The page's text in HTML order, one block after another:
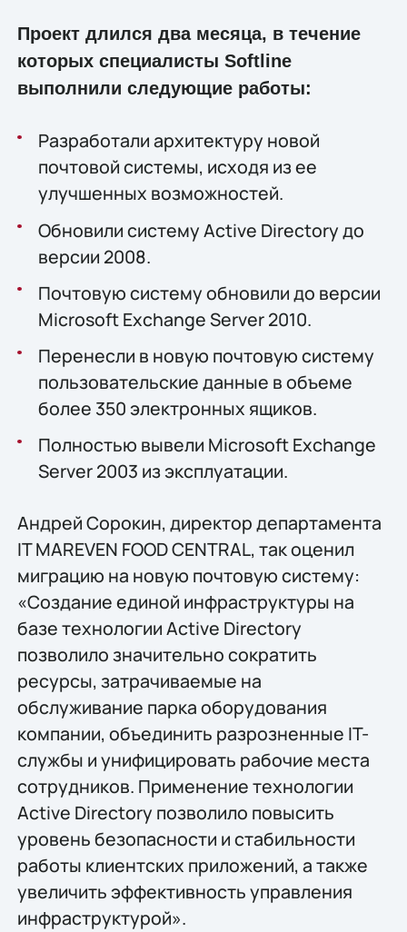
Проект длился два месяца, в течение
которых специалисты Softline
выполнили следующие работы:
Разработали архитектуру новой
почтовой системы, исходя из ее
улучшенных возможностей.
Обновили систему Active Directory до
версии 2008.
Почтовую систему обновили до версии
Microsoft Exchange Server 2010.
Перенесли в новую почтовую систему
пользовательские данные в объеме
более 350 электронных ящиков.
Полностью вывели Microsoft Exchange
Server 2003 из эксплуатации.
Андрей Сорокин, директор департамента
IT MAREVEN FOOD CENTRAL, так оценил
миграцию на новую почтовую систему:
«Создание единой инфраструктуры на
базе технологии Active Directory
позволило значительно сократить
ресурсы, затрачиваемые на
обслуживание парка оборудования
компании, объединить разрозненные IT-
службы и унифицировать рабочие места
сотрудников. Применение технологии
Active Directory позволило повысить
уровень безопасности и стабильности
работы клиентских приложений, а также
увеличить эффективность управления
инфраструктурой».